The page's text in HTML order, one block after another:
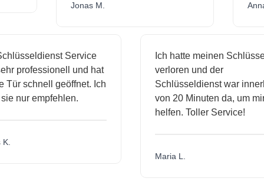
Jonas M.
Service
professionell und hat
schnell geöffnet. Ich
nur empfehlen.
Ich hatte meinen Schlüssel
verloren und der
Schlüsseldienst war
von 20 Minuten da, um mir
helfen. Toller Service!
Maria L.